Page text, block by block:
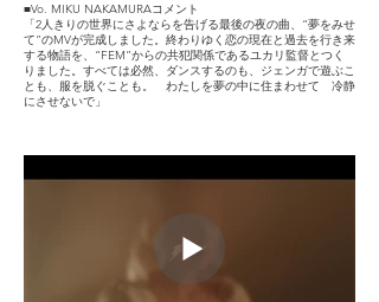
■Vo. MIKU NAKAMURAコメント
「2人きりの世界にさよならを告げる最後の夜の曲、“夢をみせ
て”のMVが完成しました。終わりゆく恋の現在と過去を行き来
する物語を、“FEM”からの共犯関係であるユカリ監督とつく
りました。すべては必然、ダンスするのも、ジェンガで遊ぶこ
とも、服を脱ぐことも。 わたしを夢の中に住まわせて 冷静
にさせないで」